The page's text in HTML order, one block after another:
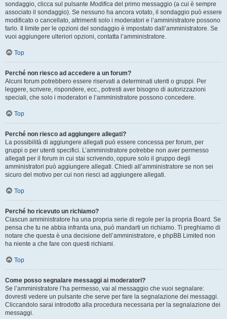
sondaggio, clicca sul pulsante Modifica del primo messaggio (a cui è sempre
associato il sondaggio). Se nessuno ha ancora votato, il sondaggio può essere
modificato o cancellato, altrimenti solo i moderatori e l’amministratore possono
farlo. Il limite per le opzioni del sondaggio è impostato dall’amministratore. Se
vuoi aggiungere ulteriori opzioni, contatta l’amministratore.
Top
Perché non riesco ad accedere a un forum?
Alcuni forum potrebbero essere riservati a determinati utenti o gruppi. Per
leggere, scrivere, rispondere, ecc., potresti aver bisogno di autorizzazioni
speciali, che solo i moderatori e l’amministratore possono concedere.
Top
Perché non riesco ad aggiungere allegati?
La possibilità di aggiungere allegati può essere concessa per forum, per
gruppi o per utenti specifici. L’amministratore potrebbe non aver permesso
allegati per il forum in cui stai scrivendo, oppure solo il gruppo degli
amministratori può aggiungere allegati. Chiedi all’amministratore se non sei
sicuro del motivo per cui non riesci ad aggiungere allegati.
Top
Perché ho ricevuto un richiamo?
Ciascun amministratore ha una propria serie di regole per la propria Board. Se
pensa che tu ne abbia infranta una, può mandarti un richiamo. Ti preghiamo di
notare che questa è una decisione dell’amministratore, e phpBB Limited non
ha niente a che fare con questi richiami.
Top
Come posso segnalare messaggi ai moderatori?
Se l’amministratore l’ha permesso, vai al messaggio che vuoi segnalare:
dovresti vedere un pulsante che serve per fare la segnalazione dei messaggi.
Cliccandolo sarai introdotto alla procedura necessaria per la segnalazione dei
messaggi.